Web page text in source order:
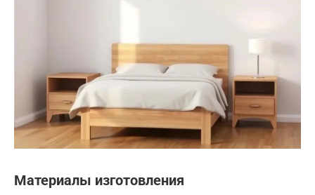
Материалы изготовления